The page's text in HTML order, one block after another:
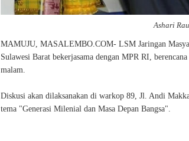
Ashari
MAMUJU, MASALEMBO.COM- LSM Jaringan
Sulawesi Barat bekerjasama dengan MPR RI,
malam.
Diskusi akan dilaksanakan di warkop 89, Jl. Andi
tema "Generasi Milenial dan Masa Depan Bangsa".